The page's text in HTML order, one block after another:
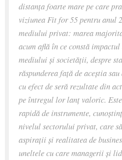
distanța foarte mare pe care
viziunea Fit for 55 pentru anul
mediului privat: marea
acum află în ce constă
mediului și societății, despre
răspunderea față de aceștia
cu efect de seră rezultate din
pe întregul lor lanț valoric.
rapidă de instrumente,
nivelul sectorului privat, care
aspirații și realitatea de
uneltele cu care managerii și